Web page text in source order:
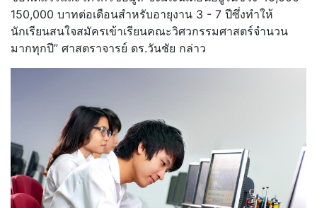
150,000 บาทต่อเดือนสำหรับอายุงาน 3 - 7 ปีซึ่งทำให้
นักเรียนสนใจสมัครเข้าเรียนคณะวิศวกรรมศาสตร์จำนวน
มากทุกปี” ศาสตราจารย์ ดร.วันชัย กล่าว